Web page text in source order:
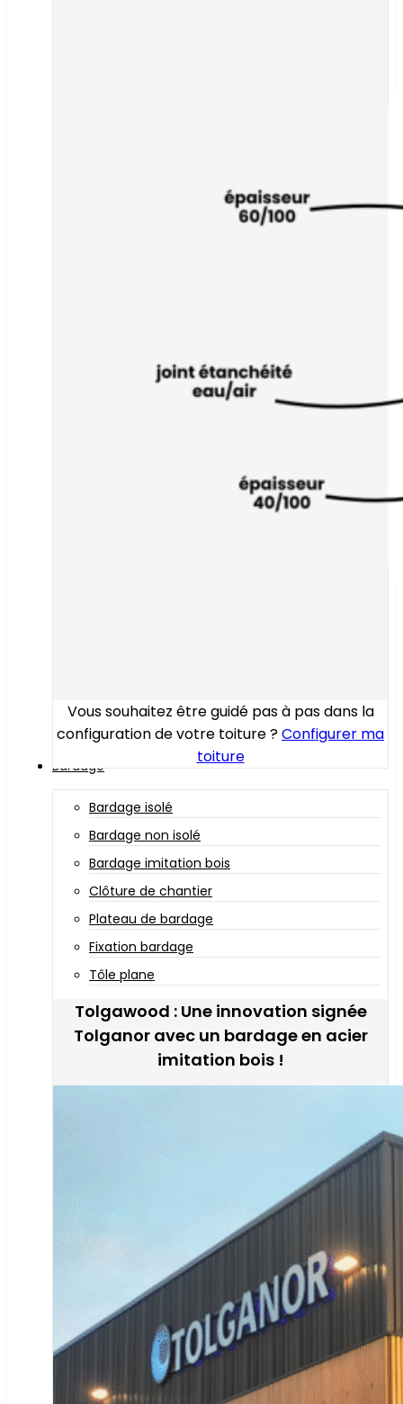
Vous souhaitez être guidé pas à pas dans la
configuration de votre toiture ?Configurer ma
toiture
Bardage
Bardage isolé
Bardage non isolé
Bardage imitation bois
Clôture de chantier
Plateau de bardage
Fixation bardage
Tôle plane
Tolgawood : Une innovation signée
Tolganor avec un bardage en acier
imitation bois !